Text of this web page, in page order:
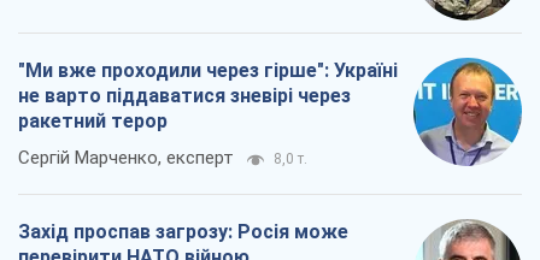
"Ми вже проходили через гірше": Україні
не варто піддаватися зневірі через
ракетний терор
Сергій Марченко, експерт 8,0 т.
Захід проспав загрозу: Росія може